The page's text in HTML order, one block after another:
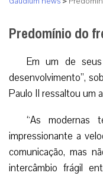
Predomínio do
Em um de
desenvolvimento”,
Paulo II ressaltou um
“As modernas
impressionante a
comunicação, mas
intercâmbio frágil